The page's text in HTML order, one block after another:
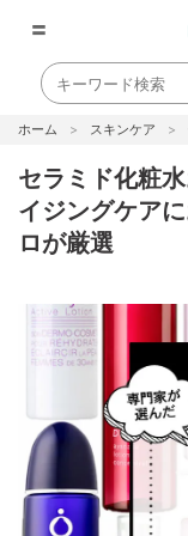
〓
ホーム スキンケア
セラミド化粧
イジングケア
ロが厳選